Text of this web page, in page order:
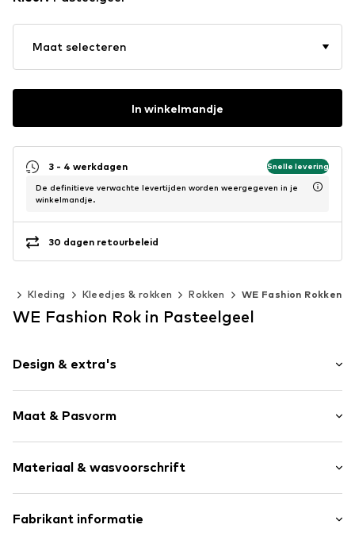
Maat selecteren
In winkelmandje
3 - 4 werkdagen Snelle levering
De definitieve verwachte levertijden worden weergegeven in je
winkelmandje.
30 dagen retourbeleid
Kleding Kleedjes & rokken Rokken WE Fashion Rokken
WE Fashion Rok in Pasteelgeel
Design & extra's
Volantrok
Volant
Gedrapeerd
All-over patroon
Maat & Pasvorm
Materiaal & wasvoorschrift
Materiaal: 100% Polyester - PES
Fabrikant informatie